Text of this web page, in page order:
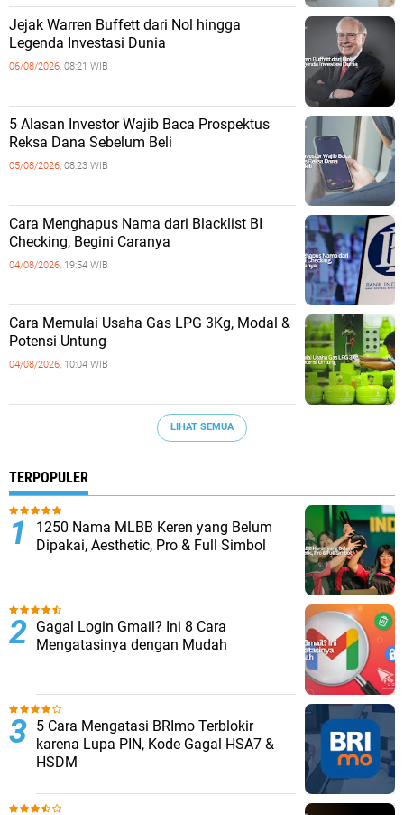
Jejak Warren Buffett dari Nol hingga
Legenda Investasi Dunia
06/08/2026, 08:21 WIB
5 Alasan Investor Wajib Baca Prospektus
Reksa Dana Sebelum Beli
05/08/2026, 08:23 WIB
Cara Menghapus Nama dari Blacklist BI
Checking, Begini Caranya
04/08/2026, 19:54 WIB
Cara Memulai Usaha Gas LPG 3Kg, Modal &
Potensi Untung
04/08/2026, 10:04 WIB
LIHAT SEMUA
TERPOPULER
1250 Nama MLBB Keren yang Belum
Dipakai, Aesthetic, Pro & Full Simbol
Gagal Login Gmail? Ini 8 Cara
Mengatasinya dengan Mudah
5 Cara Mengatasi BRImo Terblokir
karena Lupa PIN, Kode Gagal HSA7 &
HSDM